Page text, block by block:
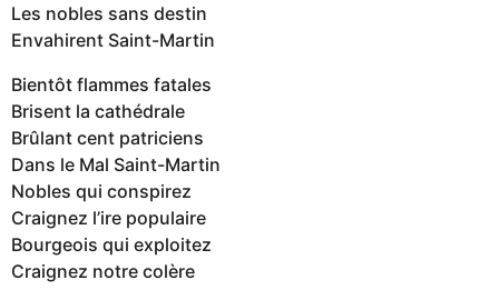
Les nobles sans destin
Envahirent Saint-Martin
Bientôt flammes fatales
Brisent la cathédrale
Brûlant cent patriciens
Dans le Mal Saint-Martin
Nobles qui conspirez
Craignez l’ire populaire
Bourgeois qui exploitez
Craignez notre colère